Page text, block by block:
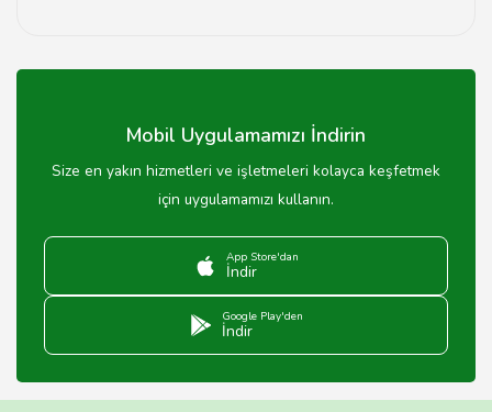
tütün satıcılarıyla iletişime geçebilir veya online
Mobil Uygulamamızı İndirin
Size en yakın hizmetleri ve işletmeleri kolayca keşfetmek
için uygulamamızı kullanın.
App Store'dan
İndir
Google Play'den
İndir